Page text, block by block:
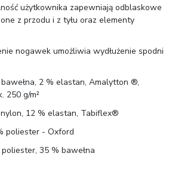
użytkownika zapewniają odblaskowe
z przodu i z tyłu oraz elementy
nogawek umożliwia wydłużenie spodni
2 % elastan, Amalytton ®,
250 g/m²
12 % elastan, Tabiflex®
poliester - Oxford
35 % bawełna